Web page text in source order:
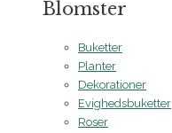
Blomster
Buketter
Planter
Dekorationer
Evighedsbuketter
Roser